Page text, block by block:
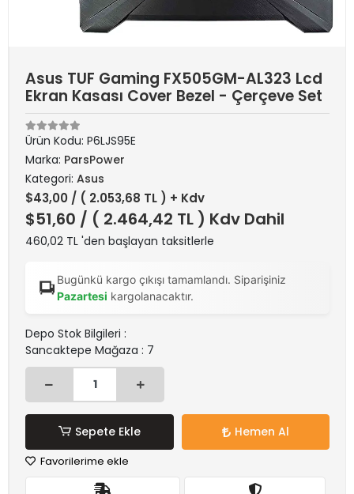
Asus TUF Gaming FX505GM-AL323 Lcd
Ekran Kasası Cover Bezel - Çerçeve Set
Ürün Kodu: P6LJS95E
Marka: ParsPower
Kategori: Asus
$43,00 / ( 2.053,68 TL ) + Kdv
$51,60 / ( 2.464,42 TL ) Kdv Dahil
460,02 TL 'den başlayan taksitlerle
Bugünkü kargo çıkışı tamamlandı. Siparişiniz
Pazartesi kargolanacaktır.
Depo Stok Bilgileri :
Sancaktepe Mağaza : 7
Sepete Ekle Hemen Al
Favorilerime ekle